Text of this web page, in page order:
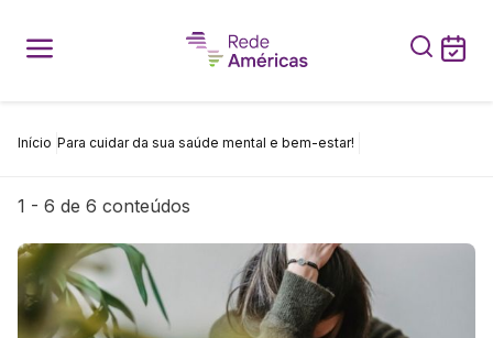
Início Para cuidar da sua saúde mental e bem-estar!
1 - 6 de 6 conteúdos